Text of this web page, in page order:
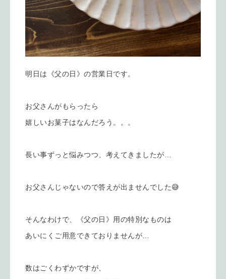
明日は《父の日》の営業日です。
お父さんがもらったら
嬉しいお菓子はなんだろう。。。
長い事ずっと悩みつつ、考えてきましたが…
お父さんじゃないので答えが出ませんでした😅
そんなわけで、《父の日》用の特別なものは
あいにくご用意できておりませんが…
数はごくわずかですが、